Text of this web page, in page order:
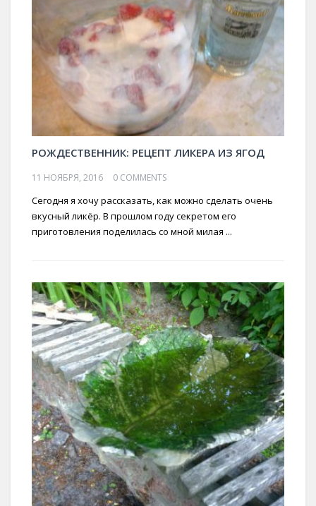
РОЖДЕСТВЕННИК: РЕЦЕПТ ЛИКЕРА ИЗ ЯГОД
11 НОЯБРЯ, 2016 0 COMMENTS
Сегодня я хочу рассказать, как можно сделать очень
вкусный ликёр. В прошлом году секретом его
приготовления поделилась со мной милая ...